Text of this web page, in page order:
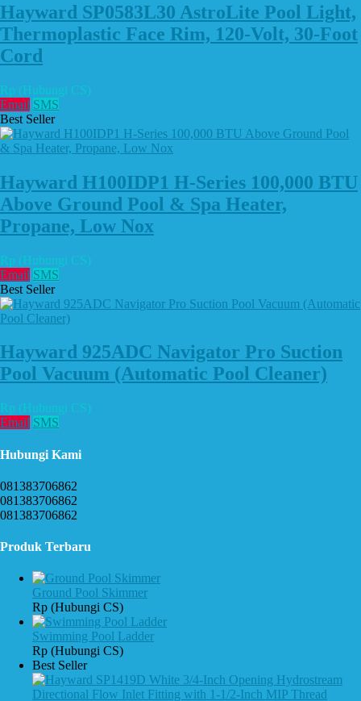
Hayward SP0583L30 AstroLite Pool Light,
Thermoplastic Face Rim, 120-Volt, 30-Foot
Cord
Rp (Hubungi CS)
Email SMS
Best Seller
Hayward H100IDP1 H-Series 100,000 BTU
Above Ground Pool & Spa Heater,
Propane, Low Nox
Rp (Hubungi CS)
Email SMS
Best Seller
Hayward 925ADC Navigator Pro Suction
Pool Vacuum (Automatic Pool Cleaner)
Rp (Hubungi CS)
Email SMS
Hubungi Kami
081383706862
081383706862
081383706862
Produk Terbaru
Ground Pool Skimmer
Rp (Hubungi CS)
Swimming Pool Ladder
Rp (Hubungi CS)
Best Seller